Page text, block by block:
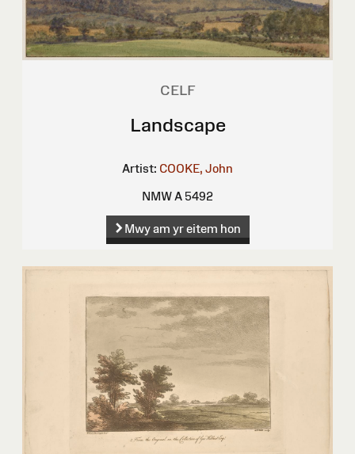
CELF
Landscape
Artist: COOKE, John
NMW A 5492
Mwy am yr eitem hon